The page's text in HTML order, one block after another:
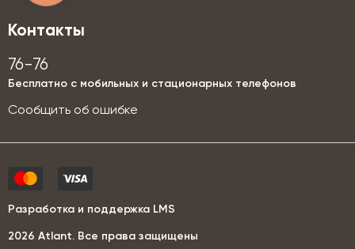
Контакты
76-76
Бесплатно с мобильных и стационарных телефонов
Сообщить об ошибке
2026 Аtlant. Все права защищены
Разработка и поддержка LMS